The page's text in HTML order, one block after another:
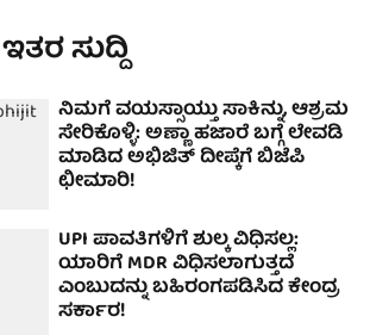
ಸುದ್ದಿ
ನಿಮಗೆ ವಯಸ್ಸಾಯ್ತು ಸಾಕಿನ್ನು, ಆಶ್ರಮ
ಸೇರಿಕೊಳ್ಳಿ: ಅಣ್ಣಾ ಹಜಾರೆ ಬಗ್ಗೆ ಲೇವಡಿ
ಮಾಡಿದ ಅಭಿಜಿತ್ ದೀಪ್ಕೆಗೆ ಬಿಜೆಪಿ
ಛೀಮಾರಿ!
UPI ಪಾವತಿಗಳಿಗೆ ಶುಲ್ಕ ವಿಧಿಸಲ್ಲ:
ಯಾರಿಗೆ MDR ವಿಧಿಸಲಾಗುತ್ತದೆ
ಎಂಬುದನ್ನು ಬಹಿರಂಗಪಡಿಸಿದ ಕೇಂದ್ರ
ಸರ್ಕಾರ!